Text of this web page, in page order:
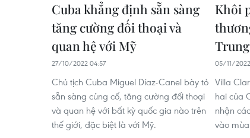
Cuba khẳng định sẵn sàng
tăng cường đối thoại và
quan hệ với Mỹ
27/10/2022 04:57
Chủ tịch Cuba Miguel Díaz-Canel bày tỏ
sẵn sàng củng cố, tăng cường đối thoại
và quan hệ với bất kỳ quốc gia nào trên
thế giới, đặc biệt là với Mỹ.
Khôi
05/11/
Villa
hai của
nhận
vào